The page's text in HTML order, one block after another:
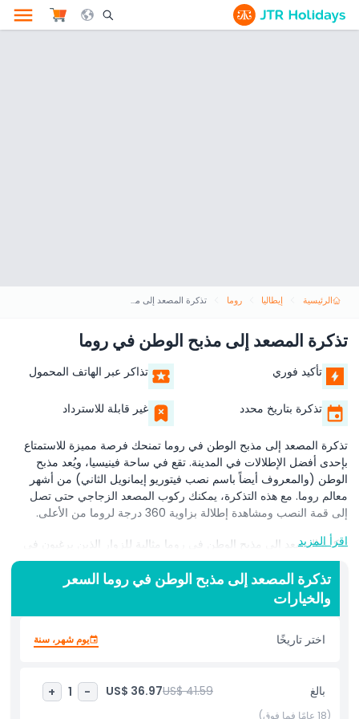
Search Opener Icon
الرئيسية إيطاليا روما تذكرة المصعد إلى مذبح الوطن في روما
تذكرة المصعد إلى مذبح الوطن في روما
تأكيد فوري تذاكر عبر الهاتف المحمول
تذكرة بتاريخ محدد غير قابلة للاسترداد
تذكرة المصعد إلى مذبح الوطن في روما تمنحك فرصة مميزة للاستمتاع
بإحدى أفضل الإطلالات في المدينة. تقع في ساحة فينيسيا، ويُعد مذبح
الوطن (والمعروف أيضاً باسم نصب فيتوريو إيمانويل الثاني) من أشهر
معالم روما. مع هذه التذكرة، يمكنك ركوب المصعد الزجاجي حتى تصل
إلى قمة النصب ومشاهدة إطلالة بزاوية 360 درجة لروما من الأعلى.
تذكرة المصعد إلى مذبح الوطن في روما مثالية للزوار الذين يرغبون في
التقاط صور جميلة، والاستمتاع بأفق المدينة، ورؤية العديد من الأماكن
الشهيرة مثل الكولوسيوم والمنتدى الروماني والفاتيكان من منظور فريد.
رحلة المصعد سلسة وآمنة، مما يسهل على الجميع الوصول إلى التراس
العلوي دون صعود الدرج.
لا توفر لك هذه التذكرة الوقت فحسب، بل تمنحك أيضاً وصولاً مباشراً إلى
الغني للمدينة والاستمتاع بإطلالات مذهلة دون عناء كبير.
اقرأ المزيد
تذكرة المصعد إلى مذبح الوطن في روما السعر
والخيارات
اختر تاريخًا يوم شهر، سنة
بالغ US$ 41.59
US$ 36.97
-
1
+
(18 عامًا فما فوق)